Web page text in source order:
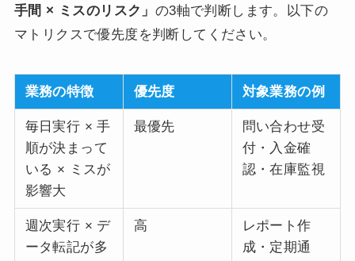
手間 × ミスのリスク」 の3軸で判断します。以下の
マトリクスで優先度を判断してください。
業務の特徴 優先度 対象業務の例
毎日実行 × 手
順が決まって
いる × ミスが
影響大
最優先
問い合わせ受
付・入金確
認・在庫監視
週次実行 × デ
ータ転記が多
高
レポート作
成・定期通